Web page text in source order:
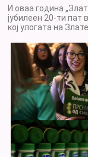
И оваа година
јубилеен 20-ти пат
кој улогата на